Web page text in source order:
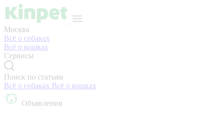
Москва
Всё о собаках
Всё о кошках
Сервисы
Поиск по статьям
Всё о собаках Всё о кошках
Объявления